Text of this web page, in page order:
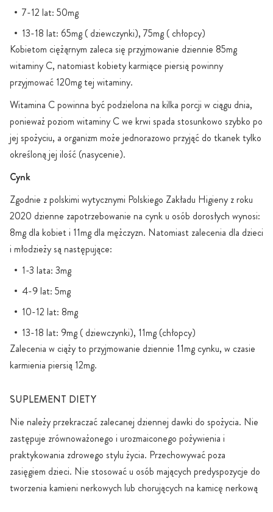
7-12 lat: 50mg
13-18 lat: 65mg ( dziewczynki), 75mg ( chłopcy)
Kobietom ciężąrnym zaleca się przyjmowanie dziennie 85mg
witaminy C, natomiast kobiety karmiące piersią powinny
przyjmować 120mg tej witaminy.
Witamina C powinna być podzielona na kilka porcji w ciągu dnia,
ponieważ poziom witaminy C we krwi spada stosunkowo szybko po
jej spożyciu, a organizm może jednorazowo przyjąć do tkanek tylko
określoną jej ilość (nasycenie).
Cynk
Zgodnie z polskimi wytycznymi Polskiego Zakładu Higieny z roku
2020 dzienne zapotrzebowanie na cynk u osób dorosłych wynosi:
8mg dla kobiet i 11mg dla mężczyzn. Natomiast zalecenia dla dzieci
i młodzieży są następujące:
1-3 lata: 3mg
4-9 lat: 5mg
10-12 lat: 8mg
13-18 lat: 9mg ( dziewczynki), 11mg (chłopcy)
Zalecenia w ciąży to przyjmowanie dziennie 11mg cynku, w czasie
karmienia piersią 12mg.
SUPLEMENT DIETY
Nie należy przekraczać zalecanej dziennej dawki do spożycia. Nie
zastępuje zrównoważonego i urozmaiconego pożywienia i
praktykowania zdrowego stylu życia. Przechowywać poza
zasięgiem dzieci. Nie stosować u osób mających predyspozycje do
tworzenia kamieni nerkowych lub chorujących na kamicę nerkową